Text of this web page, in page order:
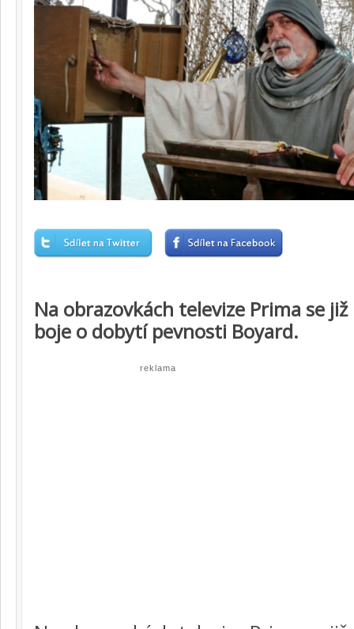
Na obrazovkách televize Prima se
boje o dobytí pevnosti Boyard.
reklama